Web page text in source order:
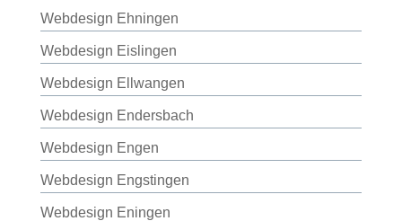
Webdesign Ehningen
Webdesign Eislingen
Webdesign Ellwangen
Webdesign Endersbach
Webdesign Engen
Webdesign Engstingen
Webdesign Eningen